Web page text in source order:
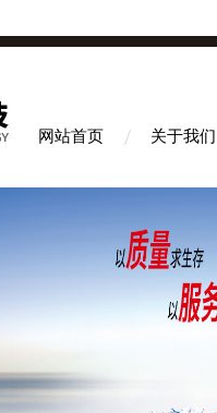
网站首页 关于我们